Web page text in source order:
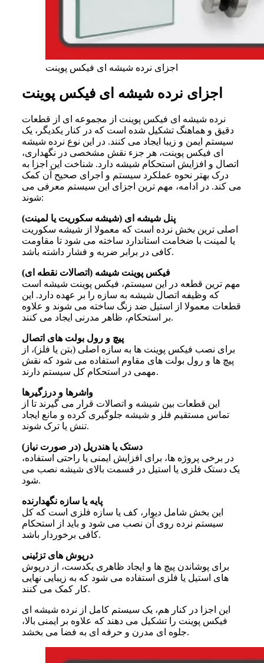
اجزای نرده شیشه‌ ای فیکس پوینت
اجزای نرده شیشه‌ ای فیکس پوینت
نرده شیشه ای فیکس پوینت از مجموعه ای از قطعات
دقیق و هماهنگ تشکیل شده است که در کنار یکدیگر، یک
سیستم ایمن و زیبا ایجاد می کنند. در این نوع نرده شیشه
ای فیکس پوینت، هر جزء نقش مشخصی در نگهداری،
اتصال و افزایش استحکام شیشه دارد. شناخت این اجزا به
درک بهتر نحوه عملکرد سیستم و اجرای صحیح آن کمک
می کند. در ادامه، مهم ترین اجزای این سیستم معرفی می
شوند:
پنل شیشه ای (شیشه سکوریت یا لمینت)
اصلی ترین بخش نرده است که معمولا از شیشه سکوریت
یا لمینت با ضخامت استاندارد ساخته می شود تا مقاومت
کافی در برابر ضربه و فشار داشته باشد.
فیکس پوینت شیشه (اتصالات نقطه ای)
مهم ترین قطعه در این سیستم، فیکس پوینت شیشه است
که وظیفه اتصال شیشه به سازه را بر عهده دارد. این
قطعات معمولا از استیل ضد زنگ ساخته می شوند و علاوه
بر استحکام، ظاهر مدرنی ایجاد می کنند.
پیچ و رول بولت های اتصال
برای نصب فیکس پوینت ها به سازه اصلی (بتن یا فلز)، از
پیچ ها و رول بولت های مقاوم استفاده می شود که نقش
مهمی در استحکام کل سیستم دارند.
واشرها و درزگیرها
این قطعات بین شیشه و اتصالات قرار می گیرند تا از
تماس مستقیم فلز و شیشه جلوگیری کرده و مانع ایجاد
تنش یا ترک شوند.
دستک یا هندریل (در صورت نیاز)
در برخی پروژه ها، برای افزایش ایمنی یا راحتی استفاده،
یک دستک فلزی یا استیل در قسمت بالای شیشه نصب می
شود.
پایه یا سازه نگهدارنده
این بخش شامل دیوار، کف یا سازه فلزی است که کل
سیستم نرده روی آن نصب می شود و باید از استحکام
کافی برخوردار باشد.
درپوش های تزئینی
برای پوشاندن پیچ ها و ایجاد ظاهری یکدست، از درپوش
های استیل یا فلزی استفاده می شود که به زیبایی نهایی
کار کمک می کنند.
این اجزا در کنار هم، یک سیستم کامل از نرده شیشه ای
فیکس پوینت را تشکیل می دهند که علاوه بر ایمنی بالا،
جلوه ای مدرن و حرفه ای به فضا می بخشد.